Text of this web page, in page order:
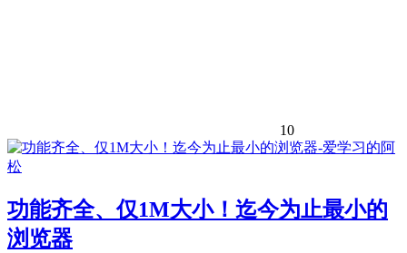
10
功能齐全、仅1M大小！迄今为止最小的
浏览器